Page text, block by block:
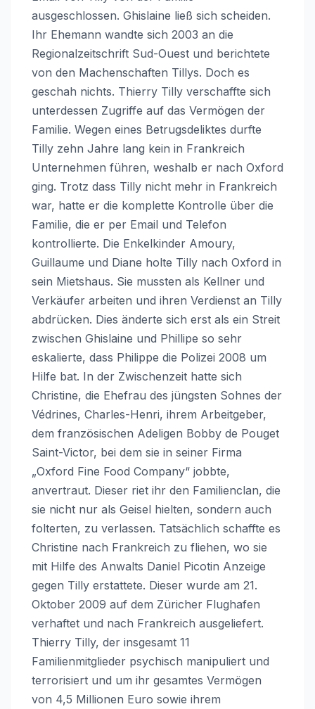
ausgeschlossen. Ghislaine ließ sich scheiden.
Ihr Ehemann wandte sich 2003 an die
Regionalzeitschrift Sud-Ouest und berichtete
von den Machenschaften Tillys. Doch es
geschah nichts. Thierry Tilly verschaffte sich
unterdessen Zugriffe auf das Vermögen der
Familie. Wegen eines Betrugsdeliktes durfte
Tilly zehn Jahre lang kein in Frankreich
Unternehmen führen, weshalb er nach Oxford
ging. Trotz dass Tilly nicht mehr in Frankreich
war, hatte er die komplette Kontrolle über die
Familie, die er per Email und Telefon
kontrollierte. Die Enkelkinder Amoury,
Guillaume und Diane holte Tilly nach Oxford in
sein Mietshaus. Sie mussten als Kellner und
Verkäufer arbeiten und ihren Verdienst an Tilly
abdrücken. Dies änderte sich erst als ein Streit
zwischen Ghislaine und Phillipe so sehr
eskalierte, dass Philippe die Polizei 2008 um
Hilfe bat. In der Zwischenzeit hatte sich
Christine, die Ehefrau des jüngsten Sohnes der
Védrines, Charles-Henri, ihrem Arbeitgeber,
dem französischen Adeligen Bobby de Pouget
Saint-Victor, bei dem sie in seiner Firma
„Oxford Fine Food Company“ jobbte,
anvertraut. Dieser riet ihr den Familienclan, die
sie nicht nur als Geisel hielten, sondern auch
folterten, zu verlassen. Tatsächlich schaffte es
Christine nach Frankreich zu fliehen, wo sie
mit Hilfe des Anwalts Daniel Picotin Anzeige
gegen Tilly erstattete. Dieser wurde am 21.
Oktober 2009 auf dem Züricher Flughafen
verhaftet und nach Frankreich ausgeliefert.
Thierry Tilly, der insgesamt 11
Familienmitglieder psychisch manipuliert und
terrorisiert und um ihr gesamtes Vermögen
von 4,5 Millionen Euro sowie ihrem